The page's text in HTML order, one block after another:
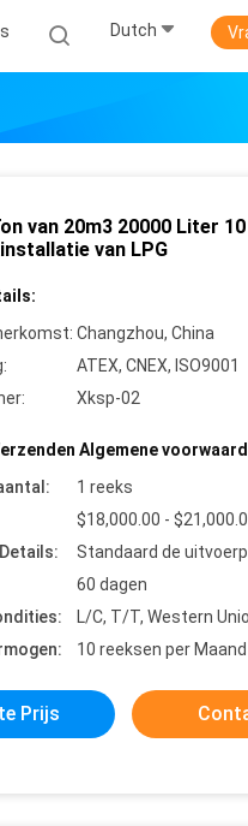
Dutch
van 20m3 20000 Liter
van LPG
Changzhou, China
ATEX, CNEX, ISO9001
Xksp-02
Algemene
1 reeks
$18,000.00 -
Standaard de
60 dagen
L/C, T/T, Western
10 reeksen per Maand
Prijs